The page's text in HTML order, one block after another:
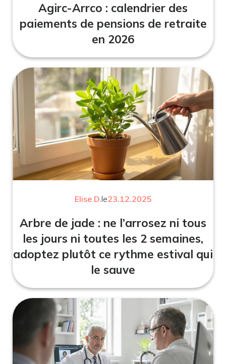
Agirc-Arrco : calendrier des
paiements de pensions de retraite
en 2026
Elise D.le23.12.2025
Arbre de jade : ne l’arrosez ni tous
les jours ni toutes les 2 semaines,
adoptez plutôt ce rythme estival qui
le sauve